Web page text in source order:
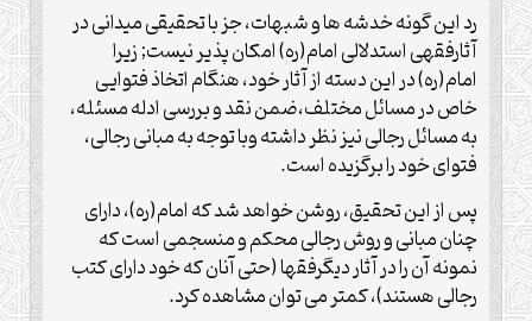
رد این گونه خدشه ها و شبهات، جز با تحقیقی میدانی در
آثارفقهی استدلالی امام(ره) امکان پذیر نیست; زیرا
امام(ره) در این دسته از آثار خود، هنگام اتخاذ فتوایی
خاص در مسائل مختلف،ضمن نقد و بررسی ادله مسئله،
به مسائل رجالی نیز نظر داشته وبا توجه به مبانی رجالی،
فتوای خود را برگزیده است.
پس از این تحقیق، روشن خواهد شد که امام(ره)، دارای
چنان مبانی و روش رجالی محکم و منسجمی است که
نمونه آن را در آثار دیگرفقها (حتی آنان که خود دارای کتب
رجالی هستند)، کمتر می توان مشاهده کرد.